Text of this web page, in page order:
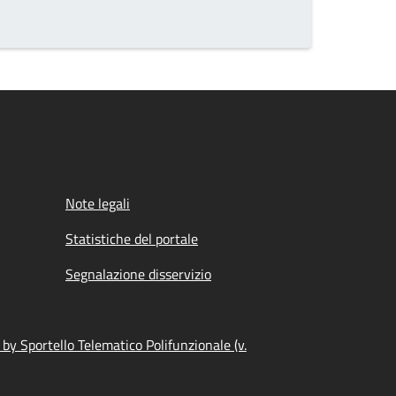
Note legali
Statistiche del portale
Segnalazione disservizio
Sportello Telematico Polifunzionale (v.